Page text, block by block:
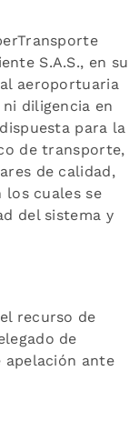
S.A.S., en su
aeroportuaria
diligencia en
para la
de transporte,
de calidad,
los cuales se
del sistema y
recurso de
de
apelación ante